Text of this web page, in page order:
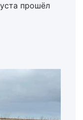
прошёл